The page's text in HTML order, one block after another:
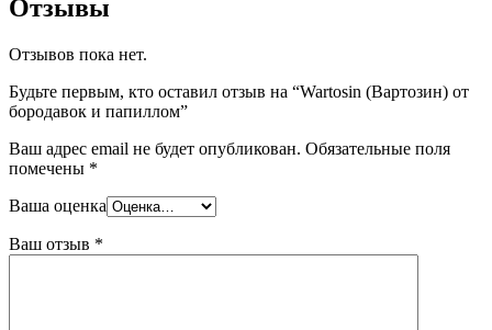
Отзывы
Отзывов пока нет.
Будьте первым, кто оставил отзыв на “Wartosin (Вартозин) от
бородавок и папиллом”
Ваш адрес email не будет опубликован. Обязательные поля
помечены *
Ваша оценка
Ваш отзыв *